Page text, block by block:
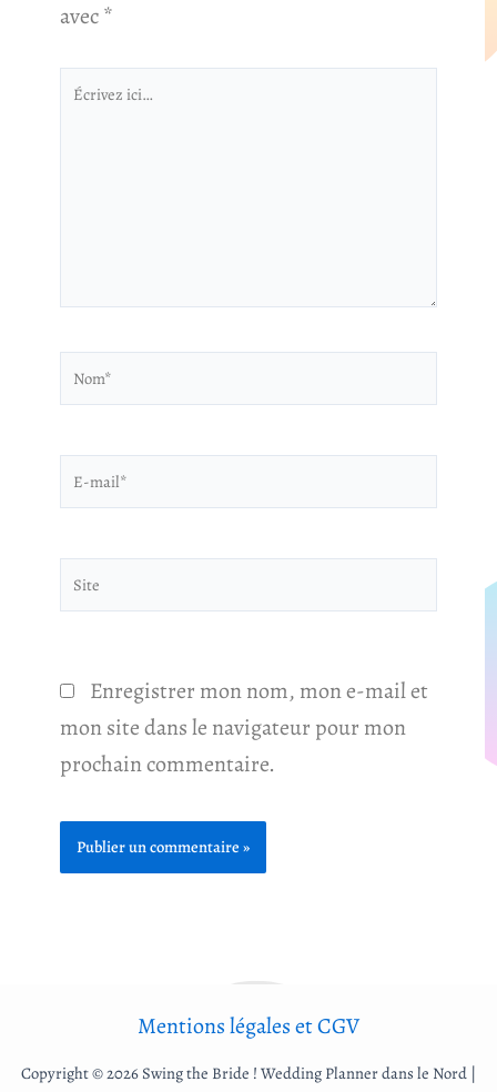
avec*
Écrivez
Nom*
E-
mail*
Site
Enregistrer mon nom, mon e-mail et
mon site dans le navigateur pour mon
prochain commentaire.
Mentions légalesetCGV
Copyright © 2026 Swing the Bride ! Wedding Planner dans le Nord |